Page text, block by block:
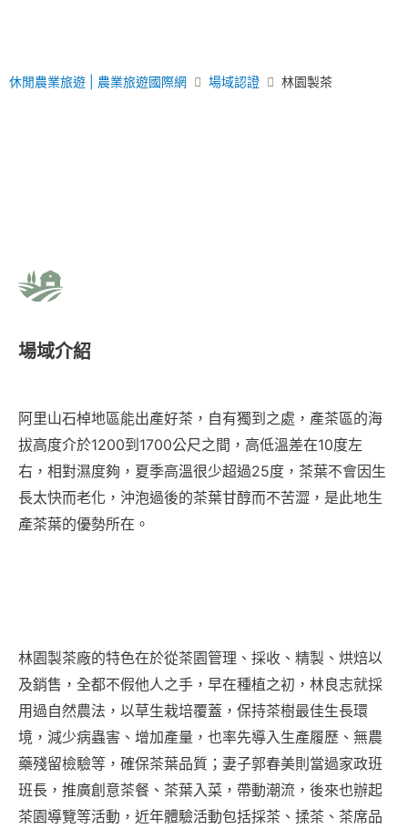
休閒農業旅遊 | 農業旅遊國際網 場域認證 林園製茶
場域介紹
阿里山石棹地區能出產好茶，自有獨到之處，產茶區的海
拔高度介於1200到1700公尺之間，高低溫差在10度左
右，相對濕度夠，夏季高溫很少超過25度，茶葉不會因生
長太快而老化，沖泡過後的茶葉甘醇而不苦澀，是此地生
產茶葉的優勢所在。
林園製茶廠的特色在於從茶園管理、採收、精製、烘焙以
及銷售，全都不假他人之手，早在種植之初，林良志就採
用過自然農法，以草生栽培覆蓋，保持茶樹最佳生長環
境，減少病蟲害、增加產量，也率先導入生產履歷、無農
藥殘留檢驗等，確保茶葉品質；妻子郭春美則當過家政班
班長，推廣創意茶餐、茶葉入菜，帶動潮流，後來也辦起
茶園導覽等活動，近年體驗活動包括採茶、揉茶、茶席品